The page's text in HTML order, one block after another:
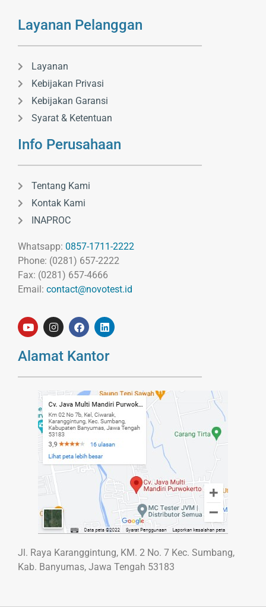
Layanan Pelanggan
Layanan
Kebijakan Privasi
Kebijakan Garansi
Syarat & Ketentuan
Info Perusahaan
Tentang Kami
Kontak Kami
INAPROC
Whatsapp: 0857-1711-2222
Phone: (0281) 657-2222
Fax: (0281) 657-4666
Email: contact@novotest.id
Alamat Kantor
Jl. Raya Karanggintung, KM. 2 No. 7 Kec. Sumbang,
Kab. Banyumas, Jawa Tengah 53183